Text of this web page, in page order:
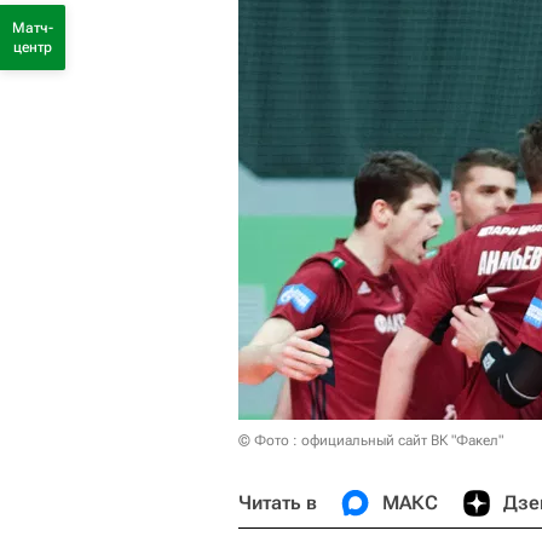
© Фото : официальный сайт ВК "Факел"
Читать в МАКС
Матч-
центр